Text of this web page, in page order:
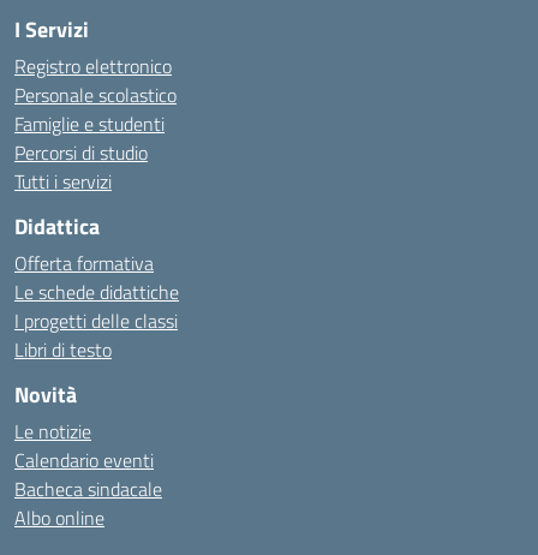
I Servizi
Registro elettronico
Personale scolastico
Famiglie e studenti
Percorsi di studio
Tutti i servizi
Didattica
Offerta formativa
Le schede didattiche
I progetti delle classi
Libri di testo
Novità
Le notizie
Calendario eventi
Bacheca sindacale
Albo online